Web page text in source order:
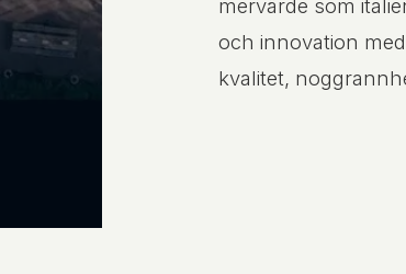
mervärde som
och innovation
kvalitet,